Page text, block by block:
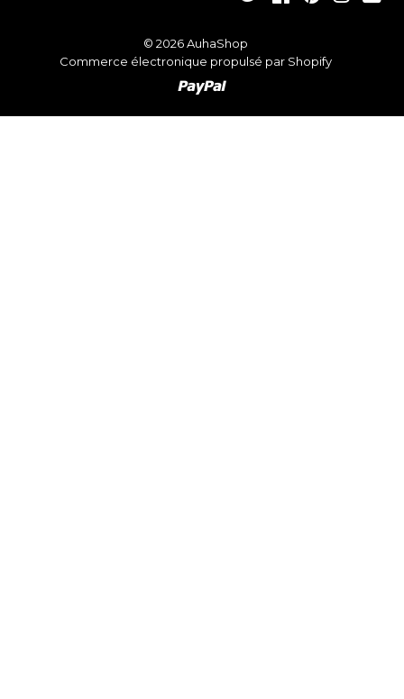
© 2026AuhaShop
Commerce électronique propulsé par Shopify